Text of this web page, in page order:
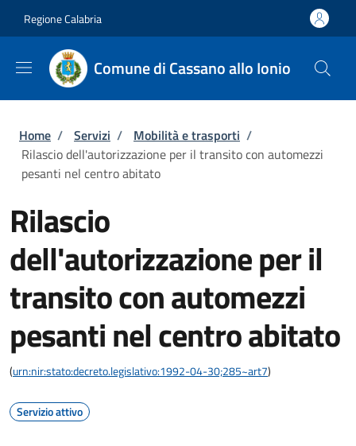
Regione Calabria
Comune di Cassano allo Ionio
Briciole di pane
Home / Servizi / Mobilità e trasporti /
Rilascio dell'autorizzazione per il transito con automezzi
pesanti nel centro abitato
Rilascio
dell'autorizzazione per il
transito con automezzi
pesanti nel centro abitato
(urn:nir:stato:decreto.legislativo:1992-04-30;285~art7)
Servizio attivo